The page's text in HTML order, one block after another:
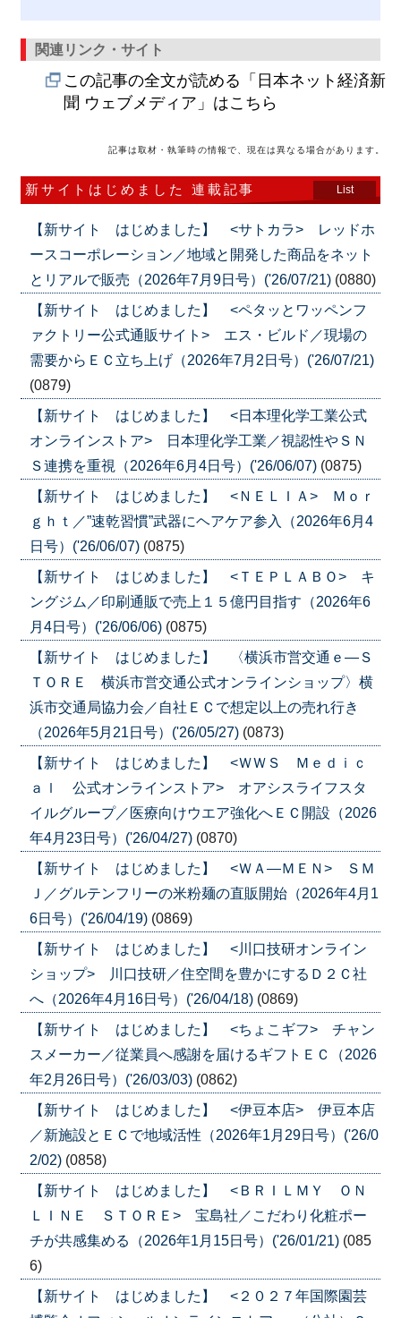
関連リンク・サイト
この記事の全文が読める「日本ネット経済新
聞 ウェブメディア」はこちら
記事は取材・執筆時の情報で、現在は異なる場合があります。
新サイトはじめました 連載記事 List
【新サイト はじめました】 <サトカラ> レッドホ
ースコーポレーション／地域と開発した商品をネット
とリアルで販売（2026年7月9日号）('26/07/21) (0880)
【新サイト はじめました】 <ペタッとワッペンフ
ァクトリー公式通販サイト> エス・ビルド／現場の
需要からＥＣ立ち上げ（2026年7月2日号）('26/07/21)
(0879)
【新サイト はじめました】 <日本理化学工業公式
オンラインストア> 日本理化学工業／視認性やＳＮ
Ｓ連携を重視（2026年6月4日号）('26/06/07) (0875)
【新サイト はじめました】 <ＮＥＬＩＡ> Ｍｏｒ
ｇｈｔ／”速乾習慣”武器にヘアケア参入（2026年6月4
日号）('26/06/07) (0875)
【新サイト はじめました】 <ＴＥＰＬＡＢＯ> キ
ングジム／印刷通販で売上１５億円目指す（2026年6
月4日号）('26/06/06) (0875)
【新サイト はじめました】 〈横浜市営交通ｅ―Ｓ
ＴＯＲＥ 横浜市営交通公式オンラインショップ〉横
浜市交通局協力会／自社ＥＣで想定以上の売れ行き
（2026年5月21日号）('26/05/27) (0873)
【新サイト はじめました】 <ＷＷＳ Ｍｅｄｉｃ
ａｌ 公式オンラインストア> オアシスライフスタ
イルグループ／医療向けウエア強化へＥＣ開設（2026
年4月23日号）('26/04/27) (0870)
【新サイト はじめました】 <ＷＡ―ＭＥＮ> ＳＭ
Ｊ／グルテンフリーの米粉麺の直販開始（2026年4月1
6日号）('26/04/19) (0869)
【新サイト はじめました】 <川口技研オンライン
ショップ> 川口技研／住空間を豊かにするＤ２Ｃ社
へ（2026年4月16日号）('26/04/18) (0869)
【新サイト はじめました】 <ちょこギフ> チャン
スメーカー／従業員へ感謝を届けるギフトＥＣ（2026
年2月26日号）('26/03/03) (0862)
【新サイト はじめました】 <伊豆本店> 伊豆本店
／新施設とＥＣで地域活性（2026年1月29日号）('26/0
2/02) (0858)
【新サイト はじめました】 <ＢＲＩＬＭＹ ＯＮ
ＬＩＮＥ ＳＴＯＲＥ> 宝島社／こだわり化粧ポー
チが共感集める（2026年1月15日号）('26/01/21) (085
6)
【新サイト はじめました】 <２０２７年国際園芸